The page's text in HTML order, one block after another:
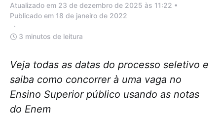
Atualizado em 23 de dezembro de 2025 às 11:22 •
Publicado em 18 de janeiro de 2022
3 minutos de leitura
Veja todas as datas do processo seletivo e
saiba como concorrer à uma vaga no
Ensino Superior público usando as notas
do Enem